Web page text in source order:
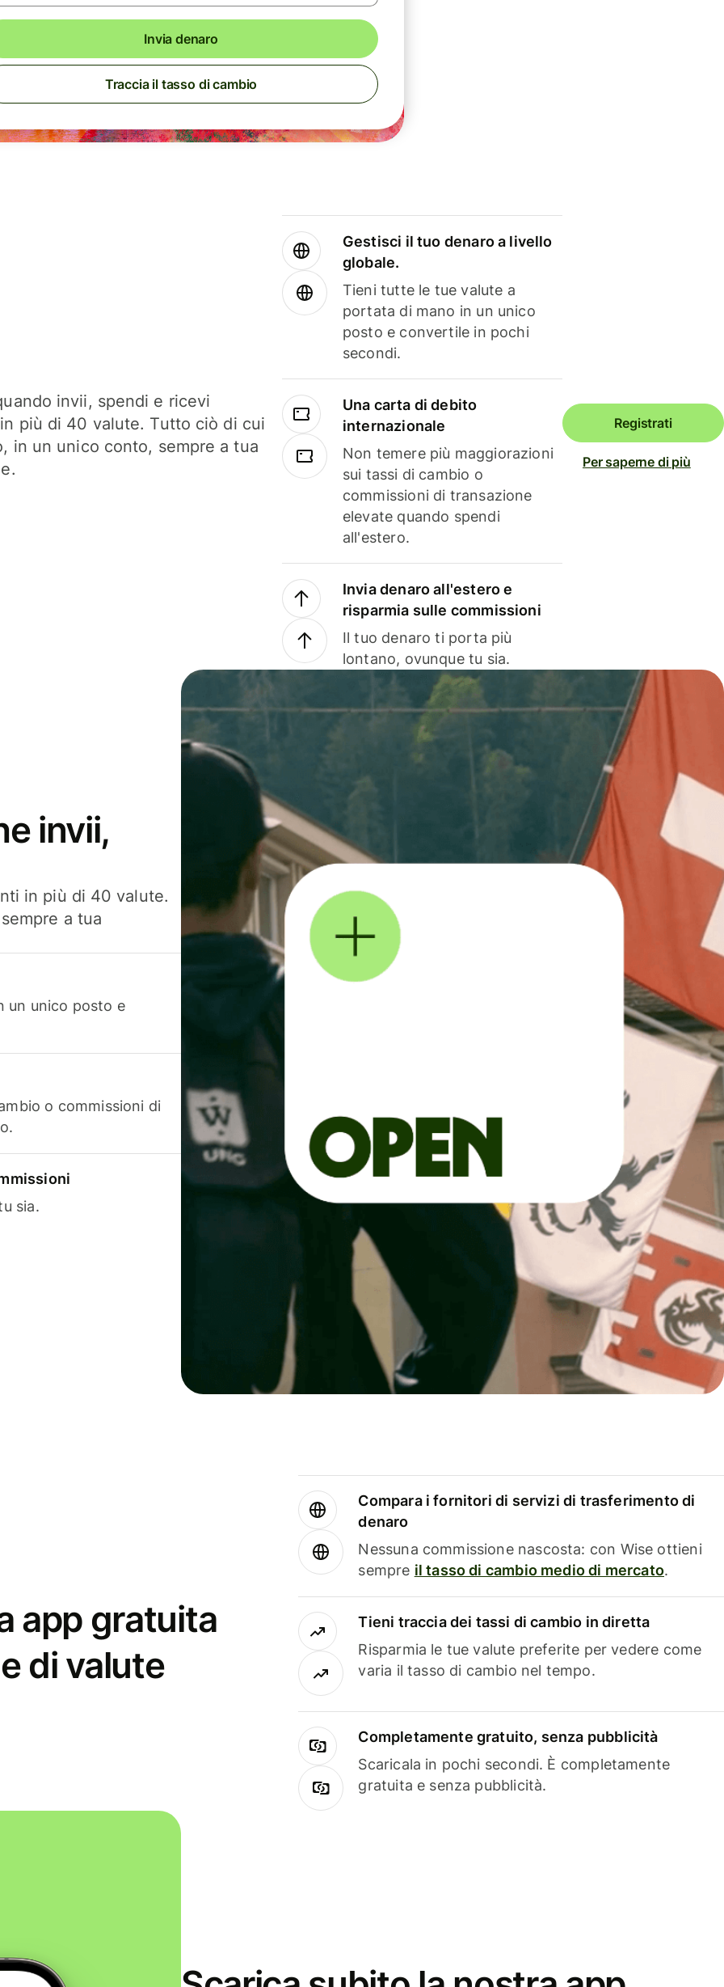
Invia denaro
Traccia il tasso di cambio
invii, spendi e ricevi
più di 40 valute. Tutto ciò di cui
in un unico conto, sempre a tua
Gestisci il tuo denaro a livello
globale.
Tieni tutte le tue valute a
portata di mano in un unico
posto e convertile in pochi
secondi.
Una carta di debito
internazionale
Non temere più maggiorazioni
sui tassi di cambio o
commissioni di transazione
elevate quando spendi
all'estero.
Invia denaro all'estero e
risparmia sulle commissioni
Il tuo denaro ti porta più
lontano, ovunque tu sia.
Registrati
Per saperne di più
invii,
in più di 40 valute.
a tua
un unico posto e
o commissioni di
sia.
app gratuita
di valute
Compara i fornitori di servizi di trasferimento di
denaro
Nessuna commissione nascosta: con Wise ottieni
sempre il tasso di cambio medio di mercato.
Tieni traccia dei tassi di cambio in diretta
Risparmia le tue valute preferite per vedere come
varia il tasso di cambio nel tempo.
Completamente gratuito, senza pubblicità
Scaricala in pochi secondi. È completamente
gratuita e senza pubblicità.